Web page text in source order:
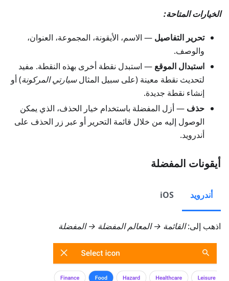
الخيارات المتاحة:
تحرير التفاصيل — الاسم، الأيقونة، المجموعة، العنوان،
والوصف.
استبدال الموقع — استبدل نقطة أخرى بهذه النقطة. مفيد
لتحديث نقطة معينة (على سبيل المثالسيارتي المركونة) أو
إنشاء نقطة جديدة.
حذف — أزل المفضلة باستخدام خيار الحذف، الذي يمكن
الوصول إليه من خلال قائمة التحرير أو عبر زر الحذف على
أندرويد.
أيقونات المفضلة
أندرويد iOS
اذهب إلى:القائمة → المعالم المفضلة → المفضلة